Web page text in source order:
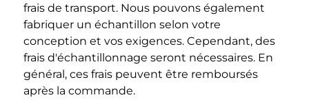
frais de transport. Nous pouvons également
fabriquer un échantillon selon votre
conception et vos exigences. Cependant, des
frais d'échantillonnage seront nécessaires. En
général, ces frais peuvent être remboursés
après la commande.